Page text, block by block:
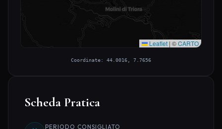
Leaflet | ©CARTO
Coordinate: 44.0016, 7.7656
Scheda Pratica
PERIODO CONSIGLIATO